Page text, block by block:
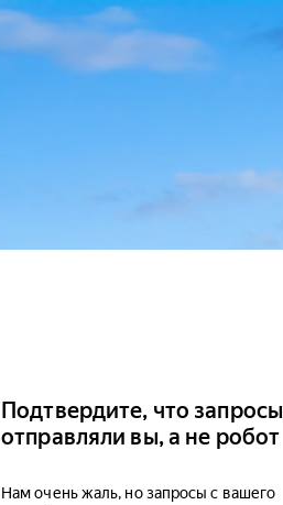
Подтвердите, что запросы
отправляли вы, а не робот
Нам очень жаль, но запросы с вашего